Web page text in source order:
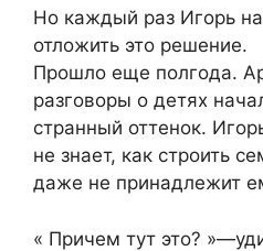
Но каждый раз Игорь
отложить это решение.
Прошло еще полгода.
разговоры о детях
странный оттенок.
не знает, как строить
даже не принадлежит
« Причем тут это?